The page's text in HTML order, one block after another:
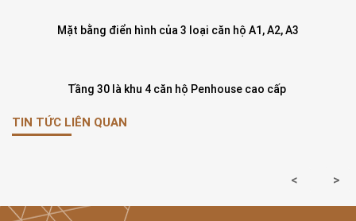
Mặt bằng điển hình của 3 loại căn hộ A1, A2, A3
Tầng 30 là khu 4 căn hộ Penhouse cao cấp
TIN TỨC LIÊN QUAN
< >